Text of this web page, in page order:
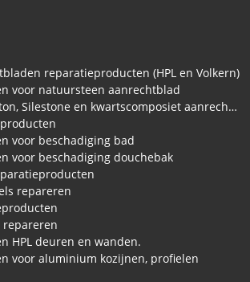
reparatieproducten (HPL en Volkern)
voor natuursteen aanrechtblad
Reparatie van Dekton, Silestone en kwartscomposiet aanrechtbladen
voor beschadiging bad
voor beschadiging douchebak
repareren
repareren
HPL deuren en wanden.
voor aluminium kozijnen, profielen